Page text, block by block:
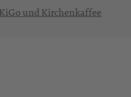
und Kirchenkaffee